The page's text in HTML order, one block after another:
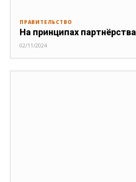
ПРАВИТЕЛЬСТВО
На принципах партнёрства
02/11/2024